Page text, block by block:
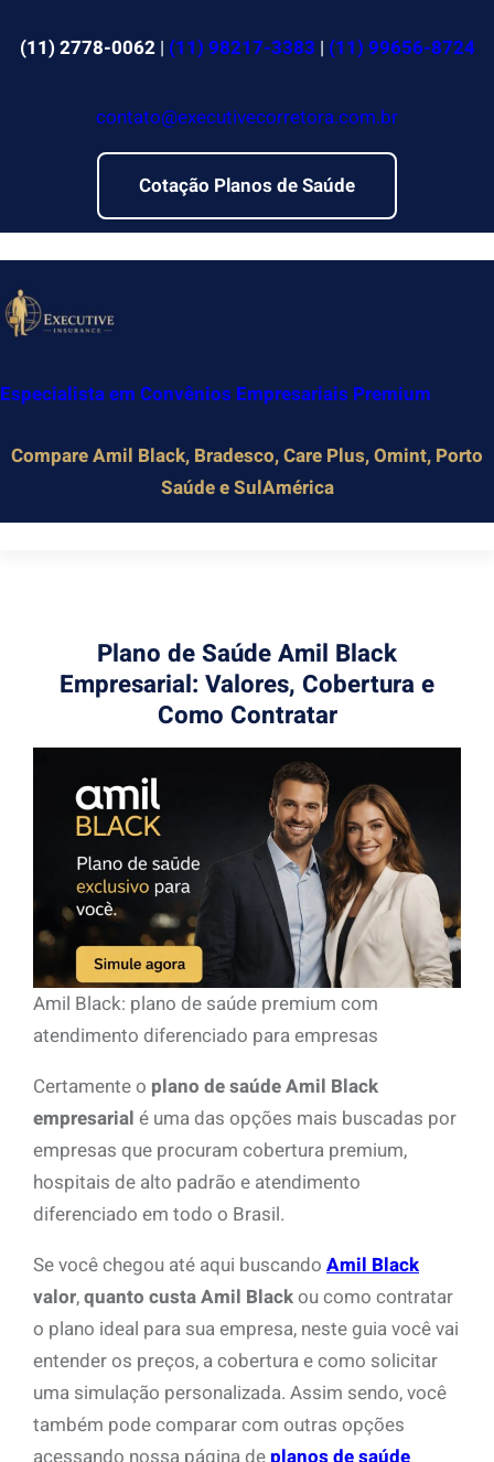
para(11) 2778-0062 | (11) 98217-3383 | (11) 99656-8724
contato@executivecorretora.com.br
Cotação Planos de Saúde
Especialista em Convênios Empresariais Premium
Compare Amil Black, Bradesco, Care Plus, Omint, Porto
Saúde e SulAmérica
Plano de Saúde Amil Black
Empresarial: Valores, Cobertura e
Como Contratar
Amil Black: plano de saúde premium com
atendimento diferenciado para empresas
Certamente o plano de saúde Amil Black
empresarial é uma das opções mais buscadas por
empresas que procuram cobertura premium,
hospitais de alto padrão e atendimento
diferenciado em todo o Brasil.
Se você chegou até aqui buscando Amil Black
valor,quanto custa Amil Blackou como contratar
o plano ideal para sua empresa, neste guia você vai
entender os preços, a cobertura e como solicitar
uma simulação personalizada. Assim sendo, você
também pode comparar com outras opções